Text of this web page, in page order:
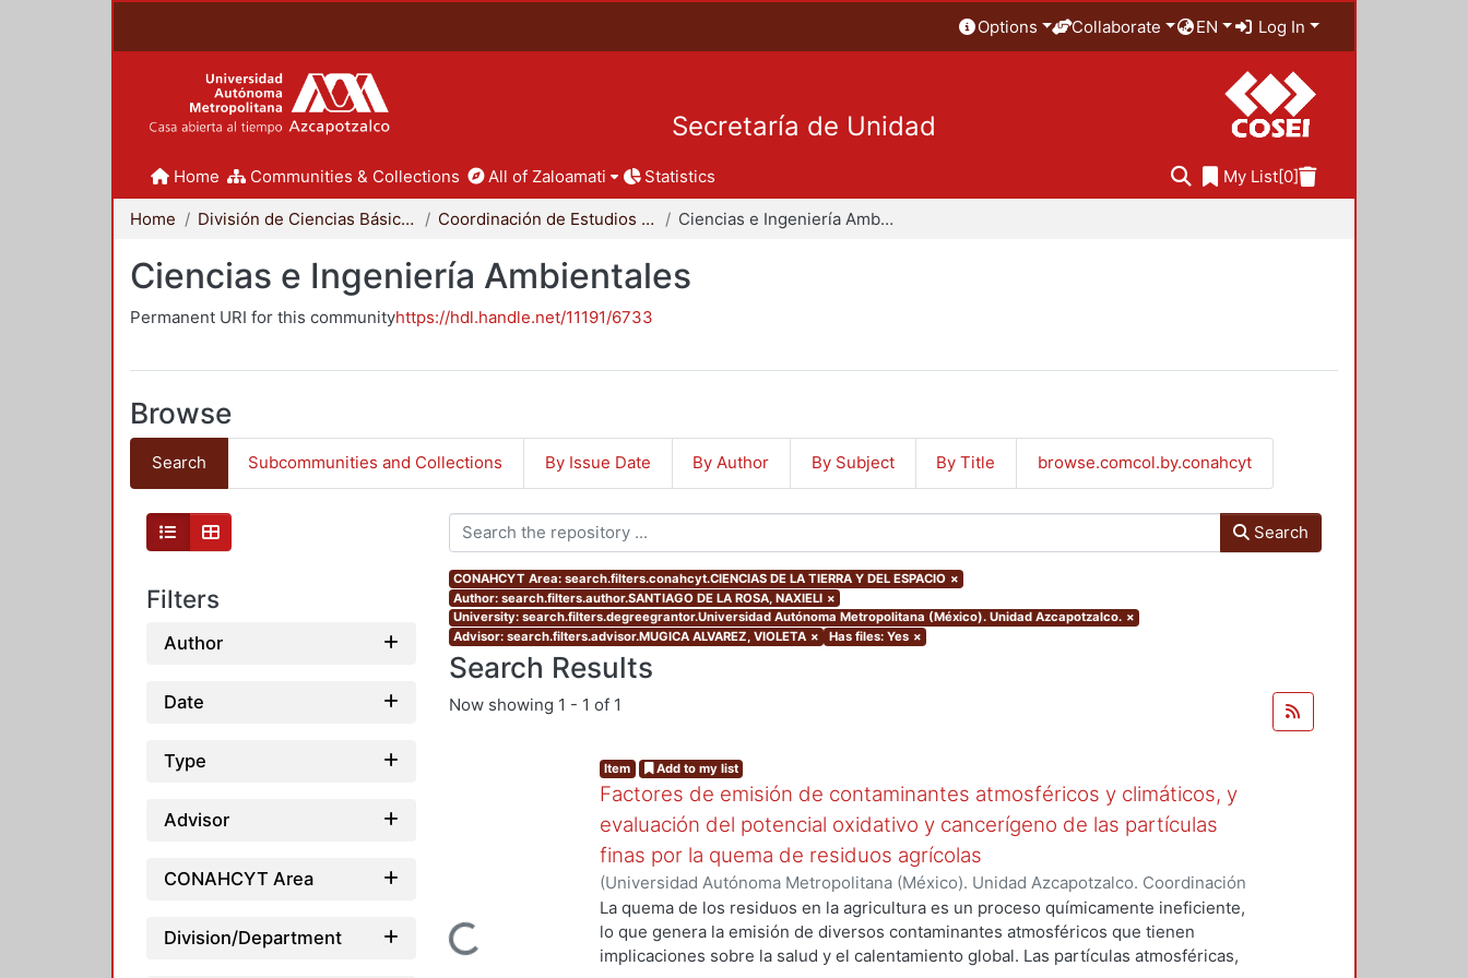
Options Collaborate EN Log In
Secretaría de Unidad
Home Communities & Collections All of Zaloamati Statistics My List[0]
Home División de Ciencias Básicas e Ingeniería Coordinación de Estudios de Posgrado - CBI Ciencias e Ingeniería Ambientales
Ciencias e Ingeniería Ambientales
Permanent URI for this communityhttps://hdl.handle.net/11191/6733
Browse
Search Subcommunities and Collections By Issue Date By Author By Subject By Title browse.comcol.by.conahcyt
Filters
Author
Date
Type
Advisor
CONAHCYT Area
Division/Department
Search
CONAHCYT Area: search.filters.conahcyt.CIENCIAS DE LA TIERRA Y DEL ESPACIO ×
Author: search.filters.author.SANTIAGO DE LA ROSA, NAXIELI ×
University: search.filters.degreegrantor.Universidad Autónoma Metropolitana (México). Unidad Azcapotzalco. ×
Advisor: search.filters.advisor.MUGICA ALVAREZ, VIOLETA × Has files: Yes ×
Search Results
Now showing 1 - 1 of 1
Loading...
Item Add to my list
Factores de emisión de contaminantes atmosféricos y climáticos, y
evaluación del potencial oxidativo y cancerígeno de las partículas
finas por la quema de residuos agrícolas
(Universidad Autónoma Metropolitana (México). Unidad Azcapotzalco. Coordinación
de Servicios de Información.,2017)SANTIAGO DE LA ROSA, NAXIELI
La quema de los residuos en la agricultura es un proceso químicamente ineficiente,
lo que genera la emisión de diversos contaminantes atmosféricos que tienen
implicaciones sobre la salud y el calentamiento global. Las partículas atmosféricas,